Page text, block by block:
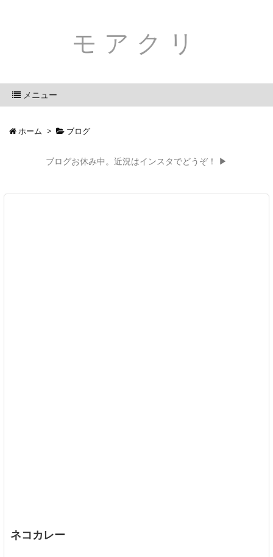
モアクリ
メニュー
ホーム > ブログ
ブログお休み中。近況はインスタでどうぞ！ ▶
ネコカレー